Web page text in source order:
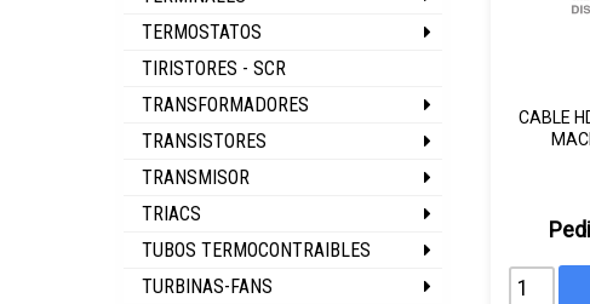
TERMOSTATOS
TIRISTORES - SCR
TRANSFORMADORES
TRANSISTORES
TRANSMISOR
TRIACS
TUBOS TERMOCONTRAIBLES
TURBINAS-FANS
CABLE